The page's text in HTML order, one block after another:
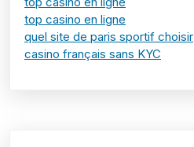
top casino en ligne
quel site de paris sportif choisir
casino français sans KYC